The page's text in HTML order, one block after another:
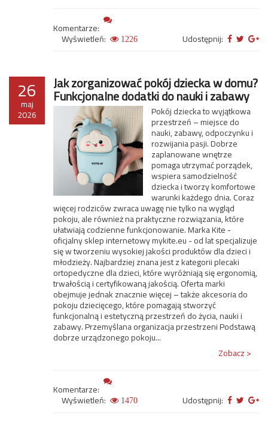
Komentarze:
Wyświetleń: 1226 Udostępnij:
26
maj
2026
Jak zorganizować pokój dziecka w domu?
Funkcjonalne dodatki do nauki i zabawy
Pokój dziecka to wyjątkowa
przestrzeń – miejsce do
nauki, zabawy, odpoczynku i
rozwijania pasji. Dobrze
zaplanowane wnętrze
pomaga utrzymać porządek,
wspiera samodzielność
dziecka i tworzy komfortowe
warunki każdego dnia. Coraz
więcej rodziców zwraca uwagę nie tylko na wygląd
pokoju, ale również na praktyczne rozwiązania, które
ułatwiają codzienne funkcjonowanie. Marka Kite -
oficjalny sklep internetowy mykite.eu - od lat specjalizuje
się w tworzeniu wysokiej jakości produktów dla dzieci i
młodzieży. Najbardziej znana jest z kategorii plecaki
ortopedyczne dla dzieci, które wyróżniają się ergonomią,
trwałością i certyfikowaną jakością. Oferta marki
obejmuje jednak znacznie więcej – także akcesoria do
pokoju dziecięcego, które pomagają stworzyć
funkcjonalną i estetyczną przestrzeń do życia, nauki i
zabawy. Przemyślana organizacja przestrzeni Podstawą
dobrze urządzonego pokoju...
Zobacz >
Komentarze:
Wyświetleń: 1470 Udostępnij: